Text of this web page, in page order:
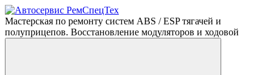
Мастерская по ремонту систем ABS / ESP тягачей и
полуприцепов. Восстановление модуляторов и ходовой